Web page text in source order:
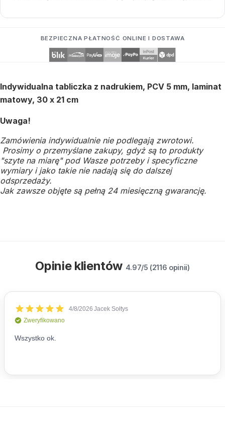
BEZPIECZNA PŁATNOŚĆ ONLINE I DOSTAWA
Indywidualna tabliczka z nadrukiem, PCV 5 mm, laminat
matowy, 30 x 21 cm
Uwaga!
Zamówienia indywidualnie nie podlegają zwrotowi.
Prosimy o przemyślane zakupy, gdyż są to produkty
"szyte na miarę" pod Wasze potrzeby i specyficzne
wymiary i jako takie nie nadają się do dalszej
odsprzedaży.
Jak zawsze objęte są pełną 24 miesięczną gwarancję.
Opinie klientów 4.97/5 (2116 opinii)